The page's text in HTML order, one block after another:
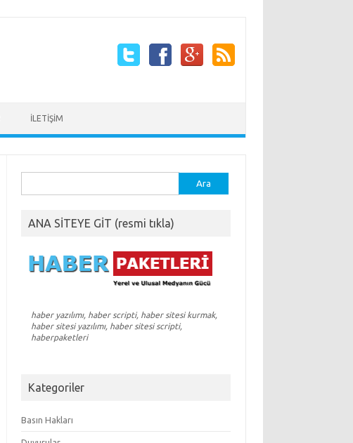
İLETİŞİM
ANA SİTEYE GİT (resmi tıkla)
haber yazılımı, haber scripti, haber sitesi kurmak,
haber sitesi yazılımı, haber sitesi scripti,
haberpaketleri
Kategoriler
Basın Hakları